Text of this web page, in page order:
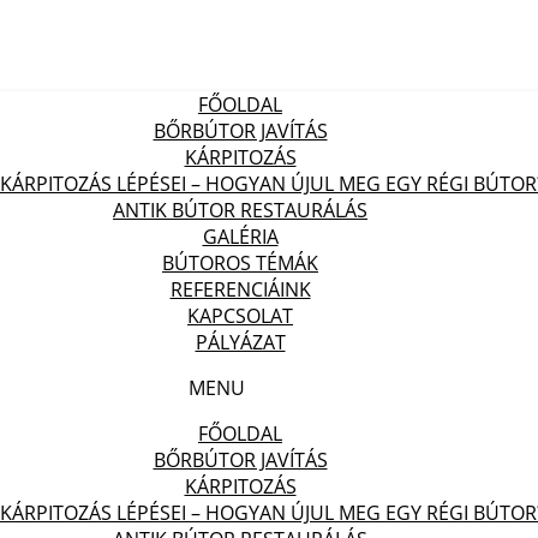
FŐOLDAL
BŐRBÚTOR JAVÍTÁS
KÁRPITOZÁS
LÉPÉSEI – HOGYAN ÚJUL MEG EGY RÉGI
ANTIK BÚTOR RESTAURÁLÁS
GALÉRIA
BÚTOROS TÉMÁK
REFERENCIÁINK
KAPCSOLAT
PÁLYÁZAT
MENU
FŐOLDAL
BŐRBÚTOR JAVÍTÁS
KÁRPITOZÁS
LÉPÉSEI – HOGYAN ÚJUL MEG EGY RÉGI